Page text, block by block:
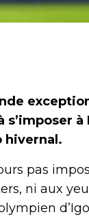
à
hivernal.
pas
ni aux